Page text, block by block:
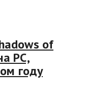
of
PC,
году